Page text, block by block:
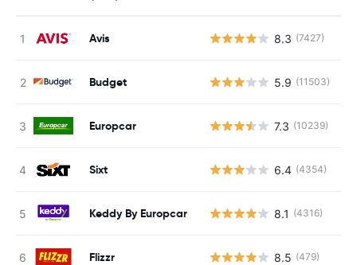
Avis 8.3 (7427)
Budget 5.9 (11503)
Europcar 7.3 (10239)
Sixt 6.4 (4354)
Keddy By Europcar 8.1 (4316)
Flizzr 8.5 (479)